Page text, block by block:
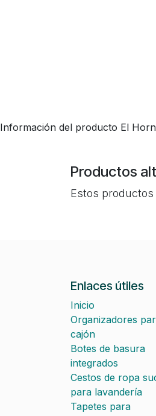
Información del producto El
Productos
Estos
Enlaces útiles
Inicio
Organizadores
cajón
Botes de basura
integrados
Cestos de ropa
para lavandería
Tapetes para